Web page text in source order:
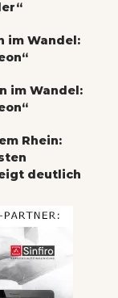
im Wandel:
im Wandel:
Rhein:
deutlich